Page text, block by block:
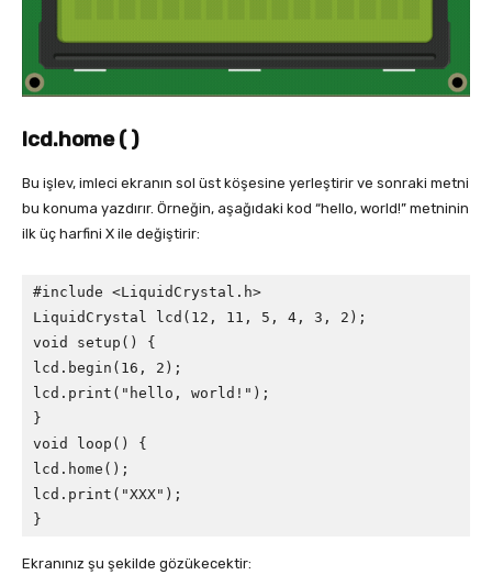
lcd.home ( )
Bu işlev, imleci ekranın sol üst köşesine yerleştirir ve sonraki metni
bu konuma yazdırır. Örneğin, aşağıdaki kod “hello, world!” metninin
ilk üç harfini X ile değiştirir:
#include <LiquidCrystal.h>
LiquidCrystal lcd(12, 11, 5, 4, 3, 2);
void setup() {
lcd.begin(16, 2);
lcd.print("hello, world!");
}
void loop() {
lcd.home();
lcd.print("XXX");
}
Ekranınız şu şekilde gözükecektir: